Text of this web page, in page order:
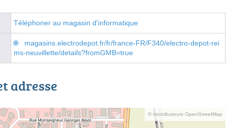
Téléphoner au magasin d'informatique
magasins.electrodepot.fr/fr/france-FR/F340/electro-depot-rei
ms-neuvillette/details?fromGMB=true
adresse
© contributeurs OpenStreetMap